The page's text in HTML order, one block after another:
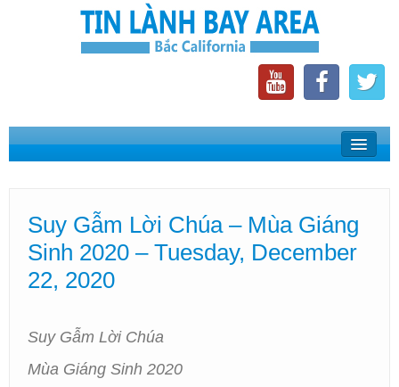
Home
Phát Thanh Tin Lành Bay Area
Các Hội Thánh Bắc California
Suy Gẫm Lời Chúa – Mùa Giáng
Sinh 2020 – Tuesday, December
22, 2020
Suy Gẫm Lời Chúa
Mùa Giáng Sinh 2020